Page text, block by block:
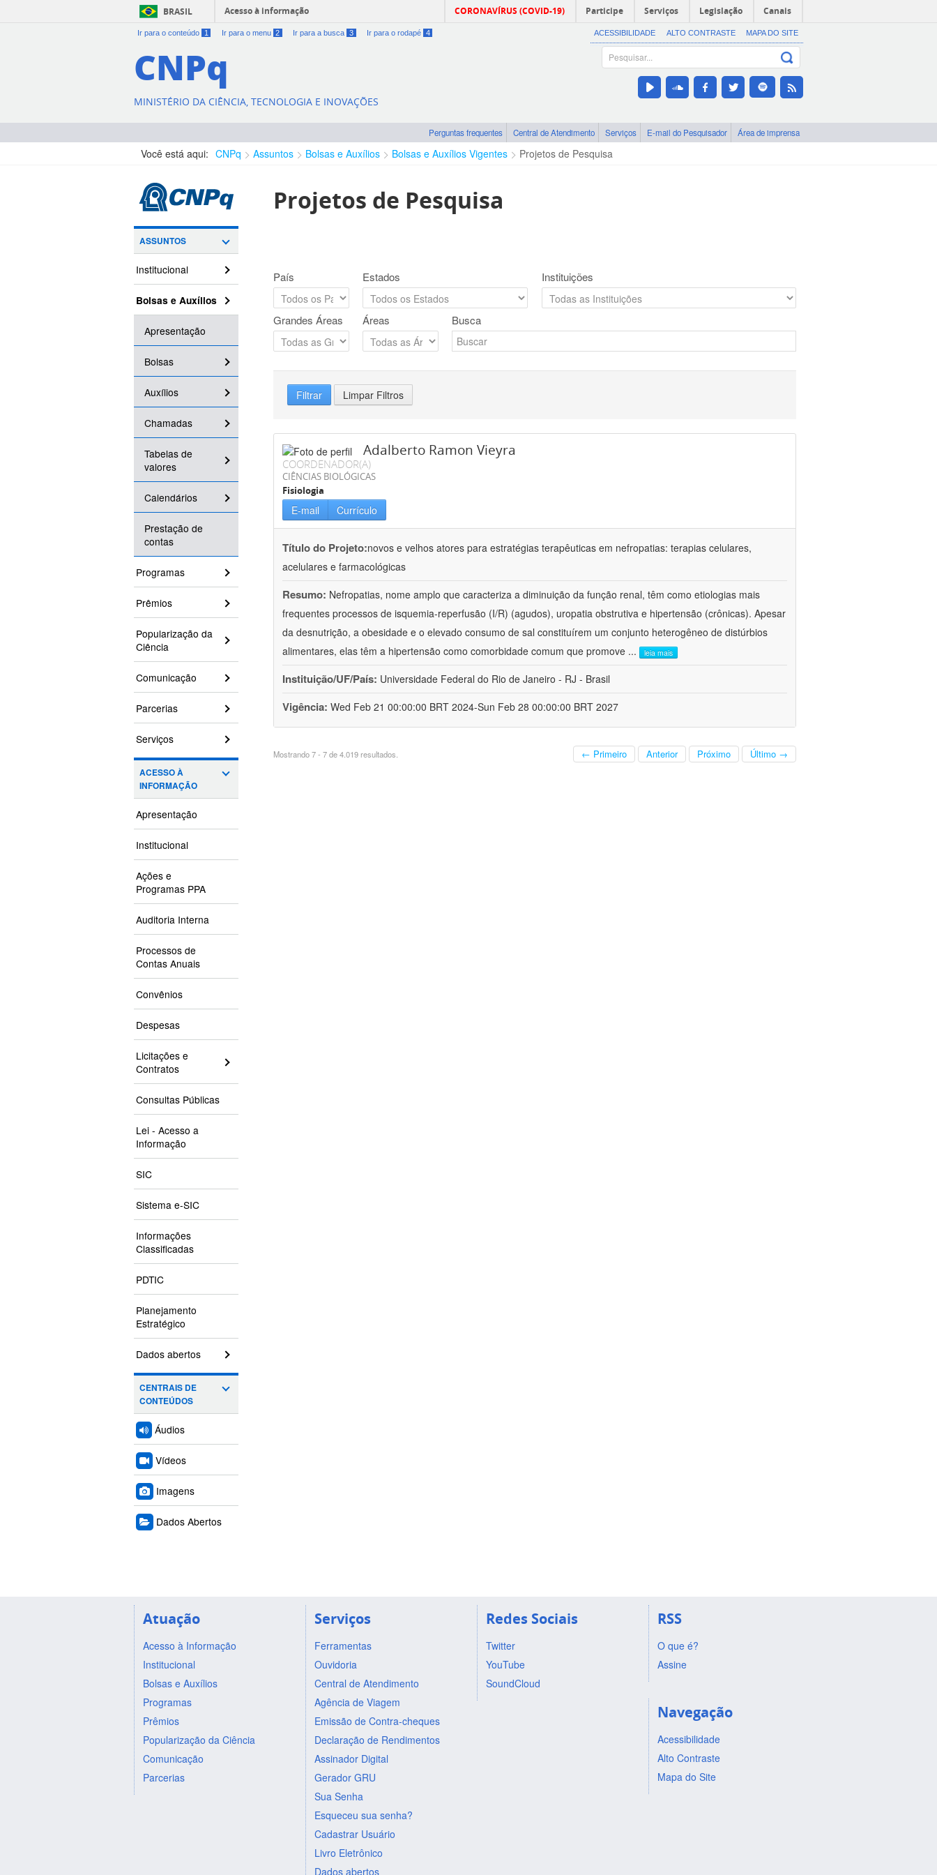
BRASIL Acesso à informação CORONAVÍRUS (COVID-19) Participe Serviços Legislação Canais
Ir para o conteúdo 1 Ir para o menu 2 Ir para a busca 3 Ir para o rodapé 4 ACESSIBILIDADE ALTO CONTRASTE MAPA DO SITE
CNPq
MINISTÉRIO DA CIÊNCIA, TECNOLOGIA E INOVAÇÕES
Perguntas frequentes Central de Atendimento Serviços E-mail do Pesquisador Área de imprensa
Você está aqui: CNPq Assuntos Bolsas e Auxílios Bolsas e Auxílios Vigentes Projetos de Pesquisa
ASSUNTOS
Institucional
Bolsas e Auxílios
Apresentação
Bolsas
Auxílios
Chamadas
Tabelas de
valores
Calendários
Prestação de
contas
Programas
Prêmios
Popularização da
Ciência
Comunicação
Parcerias
Serviços
ACESSO À
INFORMAÇÃO
Apresentação
Institucional
Ações e
Programas PPA
Auditoria Interna
Processos de
Contas Anuais
Convênios
Despesas
Licitações e
Contratos
Consultas Públicas
Lei - Acesso a
Informação
SIC
Sistema e-SIC
Informações
Classificadas
PDTIC
Planejamento
Estratégico
Dados abertos
CENTRAIS DE
CONTEÚDOS
Áudios
Vídeos
Imagens
Dados Abertos
Projetos de Pesquisa
País Estados Instituições
Grandes Áreas Áreas Busca
Filtrar Limpar Filtros
Adalberto Ramon Vieyra
COORDENADOR(A)
CIÊNCIAS BIOLÓGICAS
Fisiologia
E-mail Currículo
Título do Projeto:novos e velhos atores para estratégias terapêuticas em nefropatias: terapias celulares,
acelulares e farmacológicas
Resumo: Nefropatias, nome amplo que caracteriza a diminuição da função renal, têm como etiologias mais
frequentes processos de isquemia-reperfusão (I/R) (agudos), uropatia obstrutiva e hipertensão (crônicas). Apesar
da desnutrição, a obesidade e o elevado consumo de sal constituírem um conjunto heterogêneo de distúrbios
alimentares, elas têm a hipertensão como comorbidade comum que promove ... leia mais
Instituição/UF/País: Universidade Federal do Rio de Janeiro - RJ - Brasil
Vigência: Wed Feb 21 00:00:00 BRT 2024-Sun Feb 28 00:00:00 BRT 2027
Mostrando 7 - 7 de 4.019 resultados. ← Primeiro Anterior Próximo Último →
Atuação
Acesso à Informação
Institucional
Bolsas e Auxílios
Programas
Prêmios
Popularização da Ciência
Comunicação
Parcerias
Serviços
Ferramentas
Ouvidoria
Central de Atendimento
Agência de Viagem
Emissão de Contra-cheques
Declaração de Rendimentos
Assinador Digital
Gerador GRU
Sua Senha
Esqueceu sua senha?
Cadastrar Usuário
Livro Eletrônico
Dados abertos
Redes Sociais
Twitter
YouTube
SoundCloud
RSS
O que é?
Assine
Navegação
Acessibilidade
Alto Contraste
Mapa do Site